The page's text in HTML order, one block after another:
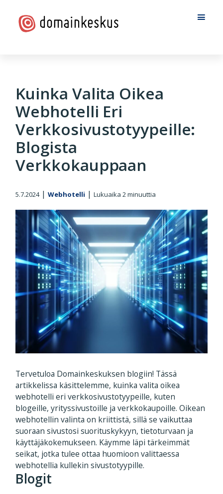
pääsisältöön
ensisijaiseen
sivupalkkiin
alatunnisteeseen
Kuinka Valita Oikea
Webhotelli Eri
Verkkosivustotyypeille:
Blogista
Verkkokauppaan
5.7.2024|Webhotelli |Lukuaika 2minuuttia
Tervetuloa Domainkeskuksen blogiin! Tässä
artikkelissa käsittelemme, kuinka valita oikea
webhotelli eri verkkosivustotyypeille, kuten
blogeille, yrityssivustoille ja verkkokaupoille. Oikean
webhotellin valinta on kriittistä, sillä se vaikuttaa
suoraan sivustosi suorituskykyyn, tietoturvaan ja
käyttäjäkokemukseen. Käymme läpi tärkeimmät
seikat, jotka tulee ottaa huomioon valittaessa
webhotellia kullekin sivustotyypille.
Blogit